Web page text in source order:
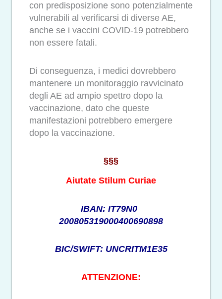
con predisposizione sono potenzialmente
vulnerabili al verificarsi di diverse AE,
anche se i vaccini COVID-19 potrebbero
non essere fatali.
Di conseguenza, i medici dovrebbero
mantenere un monitoraggio ravvicinato
degli AE ad ampio spettro dopo la
vaccinazione, dato che queste
manifestazioni potrebbero emergere
dopo la vaccinazione.
§§§
Aiutate Stilum Curiae
IBAN: IT79N0
200805319000400690898
BIC/SWIFT: UNCRITM1E35
ATTENZIONE: